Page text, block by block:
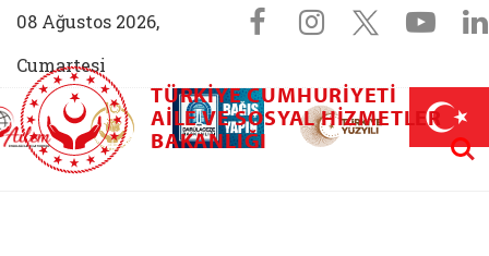
08 Ağustos 2026,
Cumartesi
Sosyal
Facebook
Instagram
X
Aile (yeni sekmede açılır)
AİLEM İletişim Merkezi (yeni sekmede açılır)
Aile ve Nüfus On Yılı (yeni sekmede açılır)
Darülaceze bağış sayfası (yeni
TÜRKIYE CUMHURIYETI
AILE VE SOSYAL HIZMETLER
BAKANLIĞI